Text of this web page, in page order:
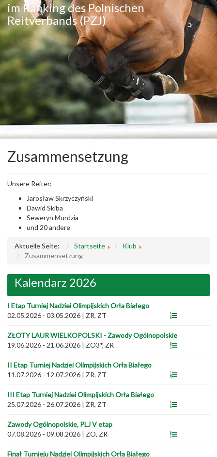
im Ranking des Polnischen
Reitverbands (PZJ)
Zusammensetzung
Unsere Reiter:
Jarosław Skrzyczyński
Dawid Skiba
Seweryn Murdzia
und 20 andere
Aktuelle Seite: Startseite
Klub
Zusammensetzung
Kalendarz 2026
I Etap Turniej Nadziei Olimpijskich Orła Białego
02.05.2026 - 03.05.2026 | ZR, ZT
ZŁOTY LAUR WIELKOPOLSKI - Zawody Ogólnopolskie
19.06.2026 - 21.06.2026 | ZO3*, ZR
II Etap Turniej Nadziei Olimpijskich Orła Białego
11.07.2026 - 12.07.2026 | ZR, ZT
III Etap Turniej Nadziei Olimpijskich Orła Białego
25.07.2026 - 26.07.2026 | ZR, ZT
Zawody Ogólnopolskie, PLJ V etap
07.08.2026 - 09.08.2026 | ZO, ZR
Finał Turnieju Nadziei Olimpijskich Orła Białego